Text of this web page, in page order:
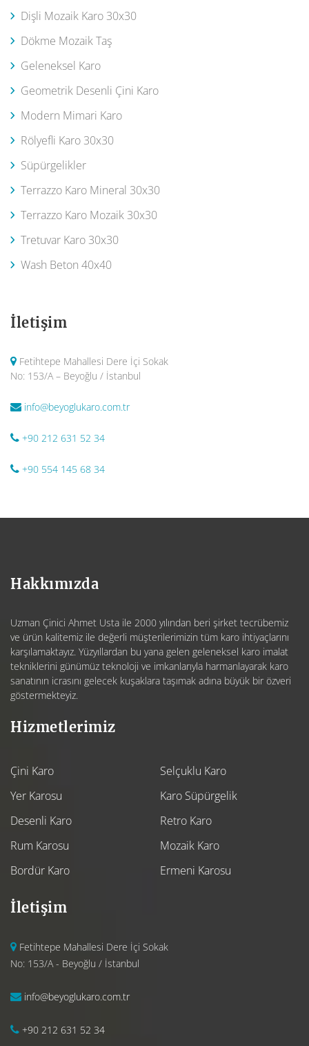
Dişli Mozaik Karo 30x30
Dökme Mozaik Taş
Geleneksel Karo
Geometrik Desenli Çini Karo
Modern Mimari Karo
Rölyefli Karo 30x30
Süpürgelikler
Terrazzo Karo Mineral 30x30
Terrazzo Karo Mozaik 30x30
Tretuvar Karo 30x30
Wash Beton 40x40
İletişim
Fetihtepe Mahallesi Dere İçi Sokak
No: 153/A – Beyoğlu / İstanbul
info@beyoglukaro.com.tr
+90 212 631 52 34
+90 554 145 68 34
Hakkımızda
Uzman Çinici Ahmet Usta ile 2000 yılından beri şirket tecrübemiz
ve ürün kalitemiz ile değerli müşterilerimizin tüm karo ihtiyaçlarını
karşılamaktayız. Yüzyıllardan bu yana gelen geleneksel karo imalat
tekniklerini günümüz teknoloji ve imkanlarıyla harmanlayarak karo
sanatının icrasını gelecek kuşaklara taşımak adına büyük bir özveri
göstermekteyiz.
Hizmetlerimiz
Çini Karo
Yer Karosu
Desenli Karo
Rum Karosu
Bordür Karo
Selçuklu Karo
Karo Süpürgelik
Retro Karo
Mozaik Karo
Ermeni Karosu
İletişim
Fetihtepe Mahallesi Dere İçi Sokak
No: 153/A - Beyoğlu / İstanbul
info@beyoglukaro.com.tr
+90 212 631 52 34